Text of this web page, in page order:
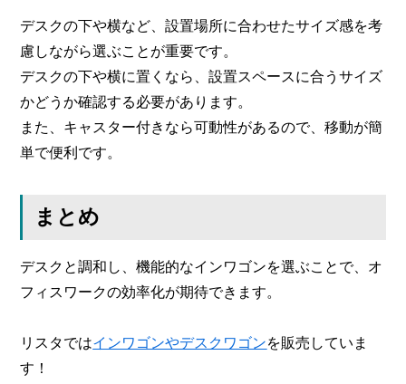
デスクの下や横など、設置場所に合わせたサイズ感を考
慮しながら選ぶことが重要です。
デスクの下や横に置くなら、設置スペースに合うサイズ
かどうか確認する必要があります。
また、キャスター付きなら可動性があるので、移動が簡
単で便利です。
まとめ
デスクと調和し、機能的なインワゴンを選ぶことで、オ
フィスワークの効率化が期待できます。
リスタではインワゴンやデスクワゴンを販売していま
す！